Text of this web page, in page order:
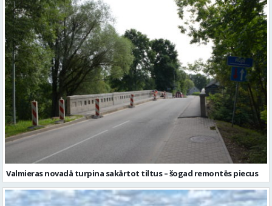
Valmieras novadā turpina sakārtot tiltus – šogad remontēs piecus